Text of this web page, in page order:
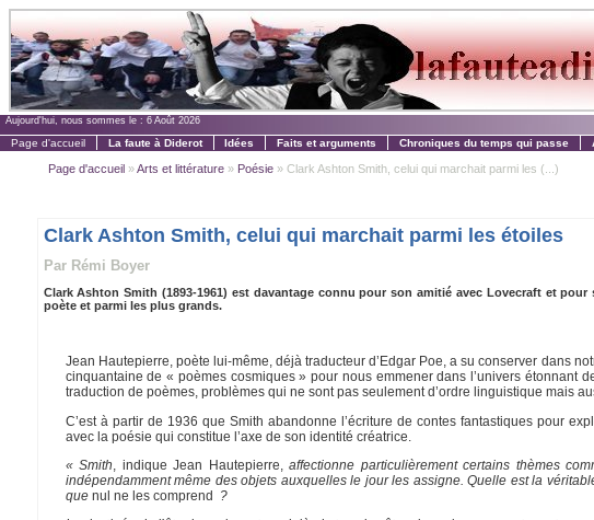
Aujourd'hui, nous sommes le : 6 Août 2026
Page d'accueil La faute à Diderot Idées Faits et arguments Chroniques du temps qui passe
Page d'accueil»Arts et littérature» Poésie» Clark Ashton Smith, celui qui marchait parmi les (...)
Clark Ashton Smith, celui qui marchait parmi les étoiles
Par Rémi Boyer
Clark Ashton Smith (1893-1961) est davantage connu pour son amitié avec Lovecraft et
poète et parmi les plus grands.
Jean Hautepierre, poète lui-même, déjà traducteur d’Edgar Poe, a su conserver dans
cinquantaine de « poèmes cosmiques » pour nous emmener dans l’univers
traduction de poèmes, problèmes qui ne sont pas seulement d’ordre linguistique mais
C’est à partir de 1936 que Smith abandonne l’écriture de contes fantastiques pour
avec la poésie qui constitue l’axe de son identité créatrice.
« Smith, indique Jean Hautepierre,affectionne particulièrement certains thèmes
indépendamment même des objets auxquelles le jour les assigne. Quelle est la
quenul ne les comprend ?